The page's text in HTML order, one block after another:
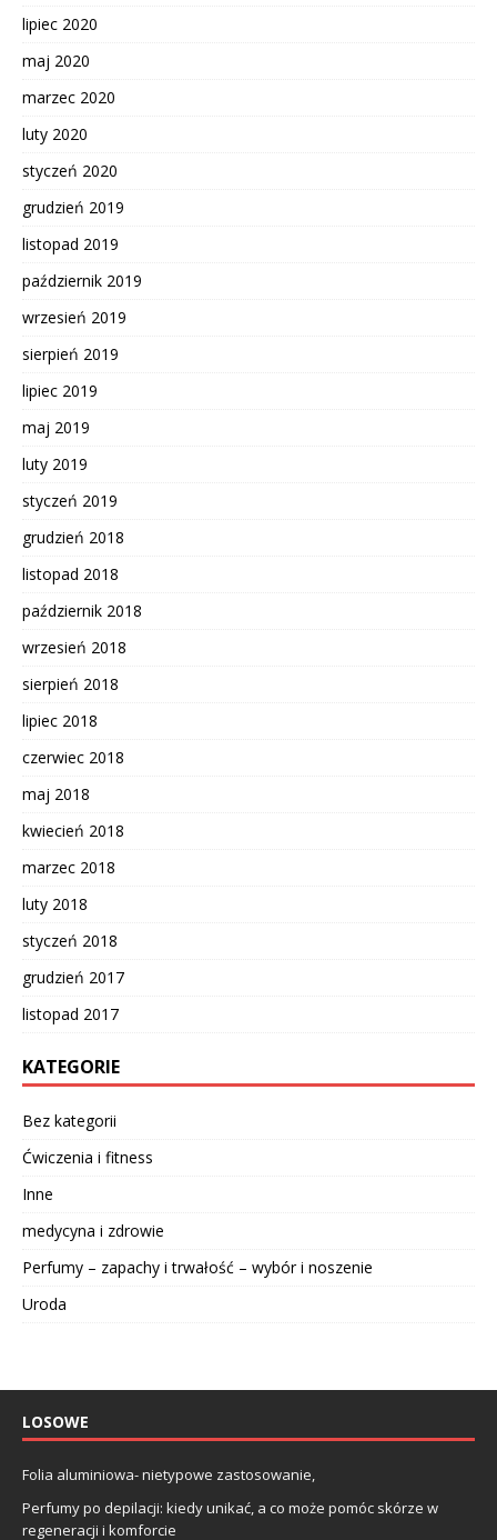
lipiec 2020
maj 2020
marzec 2020
luty 2020
styczeń 2020
grudzień 2019
listopad 2019
październik 2019
wrzesień 2019
sierpień 2019
lipiec 2019
maj 2019
luty 2019
styczeń 2019
grudzień 2018
listopad 2018
październik 2018
wrzesień 2018
sierpień 2018
lipiec 2018
czerwiec 2018
maj 2018
kwiecień 2018
marzec 2018
luty 2018
styczeń 2018
grudzień 2017
listopad 2017
KATEGORIE
Bez kategorii
Ćwiczenia i fitness
Inne
medycyna i zdrowie
Perfumy – zapachy i trwałość – wybór i noszenie
Uroda
LOSOWE
Folia aluminiowa- nietypowe zastosowanie,
Perfumy po depilacji: kiedy unikać, a co może pomóc skórze w
regeneracji i komforcie